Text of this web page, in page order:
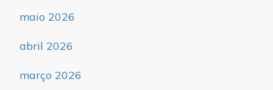
maio 2026
abril 2026
março 2026